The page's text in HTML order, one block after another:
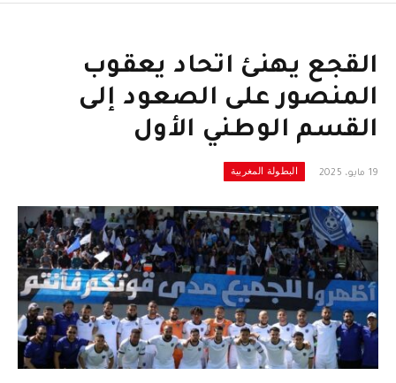
القجع يهنئ اتحاد يعقوب
المنصور على الصعود إلى
القسم الوطني الأول
19 مايو، 2025 البطولة المغربية